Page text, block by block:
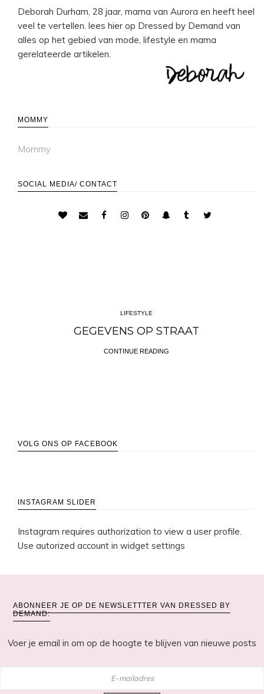
Deborah Durham, 28 jaar, mama van Aurora en heeft heel
veel te vertellen. lees hier op Dressed by Demand van
alles op het gebied van mode, lifestyle en mama
gerelateerde artikelen.
MOMMY
Mommy
SOCIAL MEDIA/ CONTACT
LIFESTYLE
GEGEVENS OP STRAAT
CONTINUE READING
VOLG ONS OP FACEBOOK
INSTAGRAM SLIDER
Instagram requires authorization to view a user profile.
Use autorized account in widget settings
ABONNEER JE OP DE NEWSLETTTER VAN DRESSED BY
DEMAND:
Voer je email in om op de hoogte te blijven van nieuwe posts
mailadres